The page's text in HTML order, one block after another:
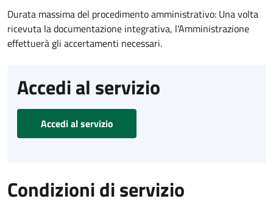
Durata massima del procedimento amministrativo: Una volta
ricevuta la documentazione integrativa, l'Amministrazione
effettuerà gli accertamenti necessari.
Accedi al servizio
Accedi al servizio
Condizioni di servizio